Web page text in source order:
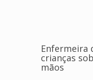
Enfermeira
crianças
mãos